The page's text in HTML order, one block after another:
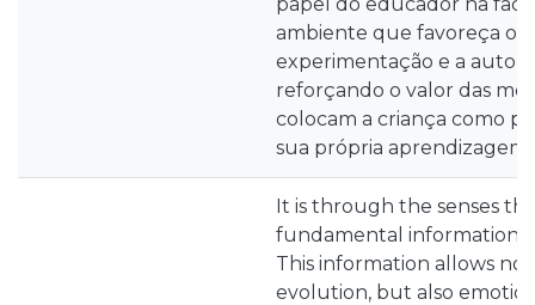
ambiente que favoreça o
experimentação e a
reforçando o valor das
colocam a criança como
sua própria aprendizagem.
It is through the senses
fundamental information
This information allows
evolution, but also